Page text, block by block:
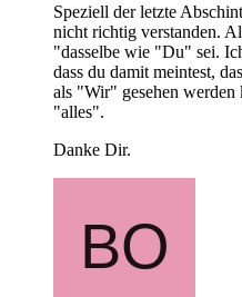
Speziell der letzte
nicht richtig verstanden.
"dasselbe wie "Du" sei.
dass du damit meintest,
als "Wir" gesehen werden
"alles".
Danke Dir.